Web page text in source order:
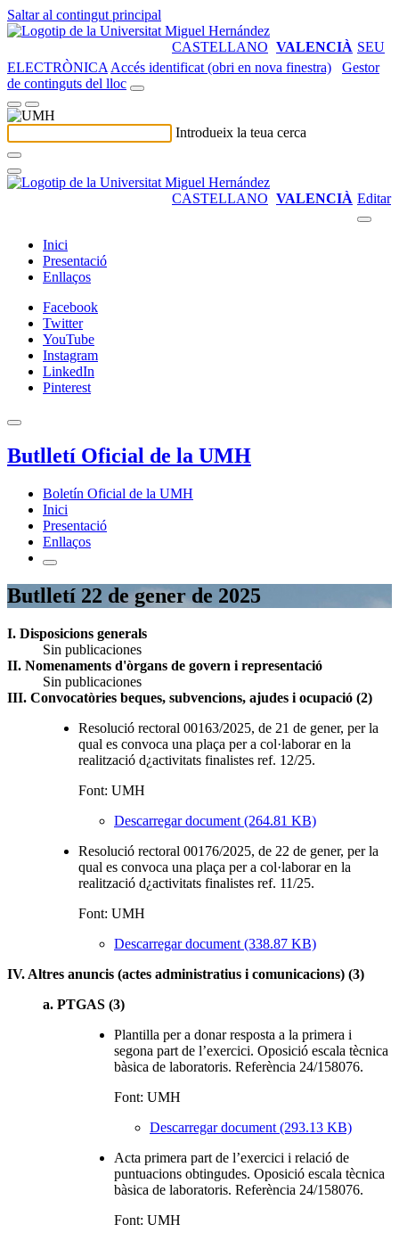
Saltar al contingut principal
CASTELLANO VALENCIÀ SEU
ELECTRÒNICA Accés identificat (obri en nova finestra)
Gestor
de continguts del lloc
Introdueix la teua cerca
CASTELLANO VALENCIÀ Editar
Inici
Presentació
Enllaços
Facebook
Twitter
YouTube
Instagram
LinkedIn
Pinterest
Butlletí Oficial de la UMH
Boletín Oficial de la UMH
Inici
Presentació
Enllaços
Butlletí 22 de gener de 2025
I. Disposicions generals
Sin publicaciones
II. Nomenaments d'òrgans de govern i representació
Sin publicaciones
III. Convocatòries beques, subvencions, ajudes i ocupació (2)
Resolució rectoral 00163/2025, de 21 de gener, per la
qual es convoca una plaça per a col·laborar en la
realització d¿activitats finalistes ref. 12/25.
Font: UMH
Descarregar document (264.81 KB)
Resolució rectoral 00176/2025, de 22 de gener, per la
qual es convoca una plaça per a col·laborar en la
realització d¿activitats finalistes ref. 11/25.
Font: UMH
Descarregar document (338.87 KB)
IV. Altres anuncis (actes administratius i comunicacions) (3)
a. PTGAS (3)
Plantilla per a donar resposta a la primera i
segona part de l’exercici. Oposició escala tècnica
bàsica de laboratoris. Referència 24/158076.
Font: UMH
Descarregar document (293.13 KB)
Acta primera part de l’exercici i relació de
puntuacions obtingudes. Oposició escala tècnica
bàsica de laboratoris. Referència 24/158076.
Font: UMH